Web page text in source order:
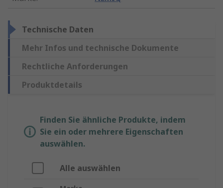
Technische Daten
Mehr Infos und technische Dokumente
Rechtliche Anforderungen
Produktdetails
Finden Sie ähnliche Produkte, indem
Sie ein oder mehrere Eigenschaften
auswählen.
Alle auswählen